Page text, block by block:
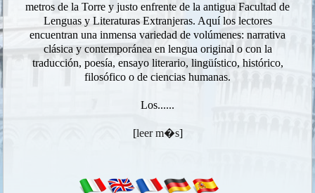
metros de la Torre y justo enfrente de la antigua Facultad de
Lenguas y Literaturas Extranjeras. Aquí los lectores
encuentran una inmensa variedad de volúmenes: narrativa
clásica y contemporánea en lengua original o con la
traducción, poesía, ensayo literario, lingüístico, histórico,
filosófico o de ciencias humanas.
Los......
[leer m�s]